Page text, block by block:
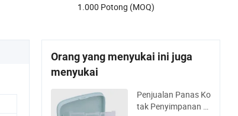
1.000 Potong (MOQ)
Orang yang menyukai ini juga
menyukai
Penjualan Panas Ko
tak Penyimpanan O